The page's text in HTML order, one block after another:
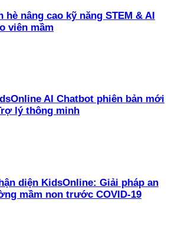
nâng cao kỹ năng STEM & AI
viên mầm
AI Chatbot phiên bản mới
lý thông minh
diện KidsOnline: Giải pháp an
mầm non trước COVID-19